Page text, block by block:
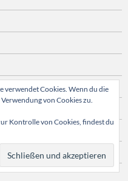
verwendet Cookies. Wenn du die
von Cookies zu.
Kontrolle von Cookies, findest du